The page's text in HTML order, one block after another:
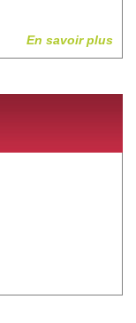
En savoir plus